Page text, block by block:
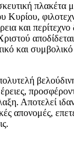
πλακέτα
Κυρίου,
και
και
Αποτελεί
απονομές,